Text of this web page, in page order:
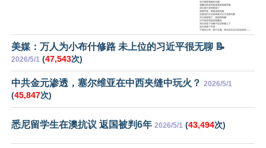
美媒：万人为小布什修路 未上位的习近平很无聊 📝
2026/5/1 (47,543次)
中共金元渗透，塞尔维亚在中西夹缝中玩火？ 2026/5/1
(45,847次)
悉尼留学生在澳抗议 返国被判6年 2026/5/1 (43,494次)